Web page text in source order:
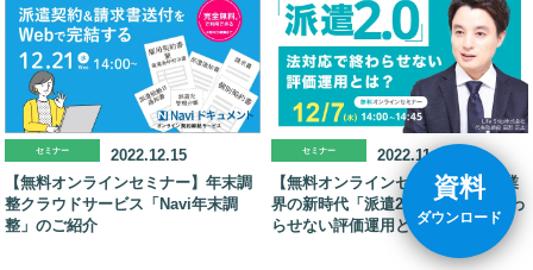
資料
ダウンロード
セミナー
2022.12.15
【無料オンラインセミナー】年末調
整クラウドサービス「Navi年末調
整」のご紹介
セミナー
2022.11.25
【無料オンラインセミナー】派遣業
界の新時代「派遣2.0」法対応で終わ
らせない評価運用とは？